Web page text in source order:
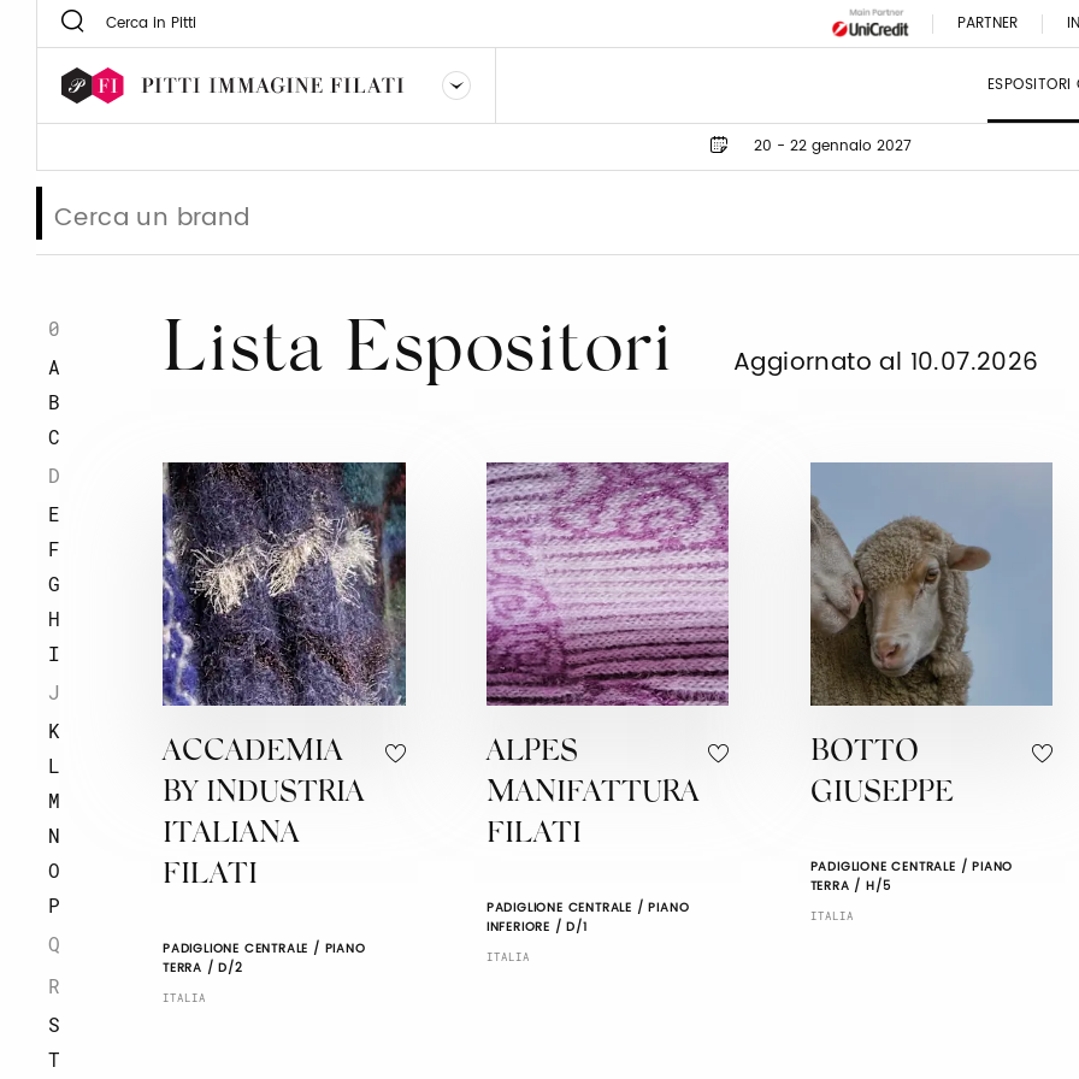
PARTNER
20 - 22 gennaio 2027
0
A
B
C
D
E
F
G
H
I
J
K
L
M
N
O
P
Q
R
S
T
Lista Espositori Aggiornato al 10.07.2026
ACCADEMIA
BY INDUSTRIA
ITALIANA
FILATI
PADIGLIONE CENTRALE / PIANO
TERRA / D/2
ITALIA
ALPES
MANIFATTURA
FILATI
PADIGLIONE CENTRALE / PIANO
INFERIORE / D/1
ITALIA
BOTTO
GIUSEPPE
PADIGLIONE CENTRALE / PIANO
TERRA / H/5
ITALIA